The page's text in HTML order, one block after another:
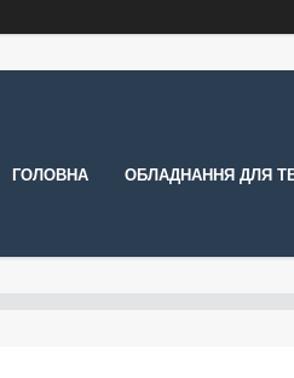
ГОЛОВНА ОБЛАДНАННЯ ДЛЯ